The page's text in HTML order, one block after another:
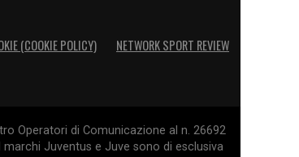
(COOKIE POLICY) NETWORK SPORT REVIEW
Operatori di Comunicazione al n. 26692
Juventus e Juve sono di esclusiva